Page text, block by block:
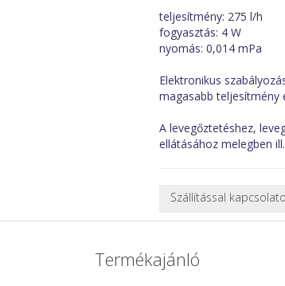
teljesítmény: 275 l/h
fogyasztás: 4 W
nyomás: 0,014 mPa
Elektronikus
magasabb teljesítmény
A levegőztetéshez,
ellátásához melegben
Szállítással
nagy vagy nehéz
ajánlatot adunk.
Termékajánló